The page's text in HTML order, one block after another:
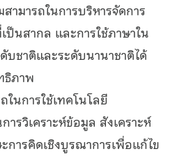
ามารถในการบริหารจัดการ
ป็นสากล และการใช้ภาษาใน
บชาติและระดับนานาชาติได้
ธิภาพ
ในการใช้เทคโนโลยี
ารวิเคราะห์ข้อมูล สังเคราะห์
การคิดเชิงบูรณาการเพื่อแก้ไข